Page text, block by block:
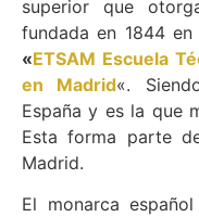
superior que
fundada en 1844
«ETSAM Escuela
en Madrid«.
España y es la que
Esta forma parte
Madrid.
El monarca